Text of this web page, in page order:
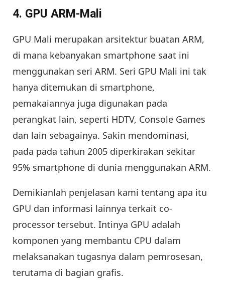
4. GPU ARM-Mali
GPU Mali merupakan arsitektur buatan ARM,
di mana kebanyakan smartphone saat ini
menggunakan seri ARM. Seri GPU Mali ini tak
hanya ditemukan di smartphone,
pemakaiannya juga digunakan pada
perangkat lain, seperti HDTV, Console Games
dan lain sebagainya. Sakin mendominasi,
pada pada tahun 2005 diperkirakan sekitar
95% smartphone di dunia menggunakan ARM.
Demikianlah penjelasan kami tentang apa itu
GPU dan informasi lainnya terkait co-
processor tersebut. Intinya GPU adalah
komponen yang membantu CPU dalam
melaksanakan tugasnya dalam pemrosesan,
terutama di bagian grafis.